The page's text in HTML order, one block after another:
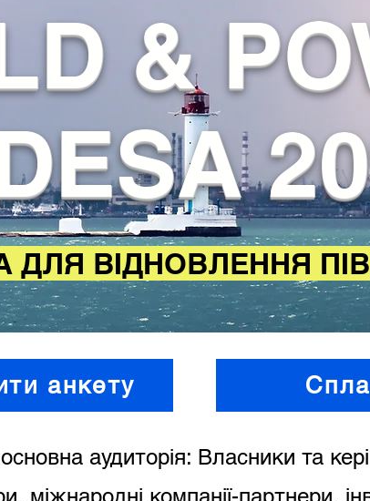
&
ВІДНОВЛЕННЯ
анкету
аудиторія: Власники та
міжнародні компанії-партнери,